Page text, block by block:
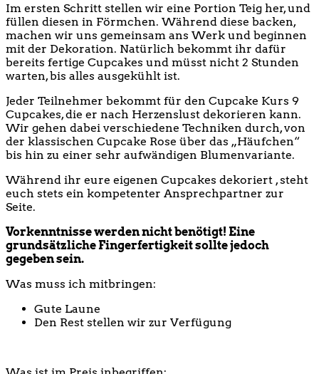
Im ersten Schritt stellen wir eine Portion Teig her, und
füllen diesen in Förmchen. Während diese backen,
machen wir uns gemeinsam ans Werk und beginnen
mit der Dekoration. Natürlich bekommt ihr dafür
bereits fertige Cupcakes und müsst nicht 2 Stunden
warten, bis alles ausgekühlt ist.
Jeder Teilnehmer bekommt für den Cupcake Kurs 9
Cupcakes, die er nach Herzenslust dekorieren kann.
Wir gehen dabei verschiedene Techniken durch, von
der klassischen Cupcake Rose über das „Häufchen“
bis hin zu einer sehr aufwändigen Blumenvariante.
Während ihr eure eigenen Cupcakes dekoriert , steht
euch stets ein kompetenter Ansprechpartner zur
Seite.
Vorkenntnisse werden nicht benötigt! Eine
grundsätzliche Fingerfertigkeit sollte jedoch
gegeben sein.
Was muss ich mitbringen:
Gute Laune
Den Rest stellen wir zur Verfügung